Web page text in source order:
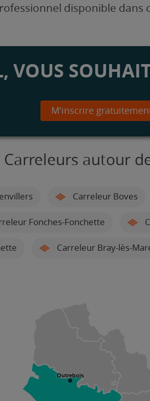
disponible dans
VOUS
M'inscrire
Carreleurs autour
Carreleur Boves
Fonches-Fonchette
Carreleur Bray-lès-
Outrebois